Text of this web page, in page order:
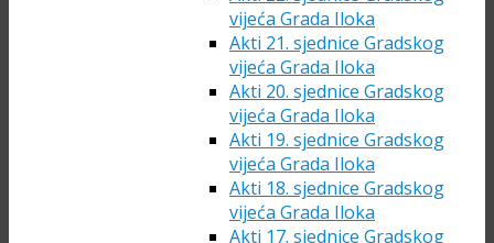
vijeća Grada Iloka
Akti 21. sjednice Gradskog
vijeća Grada Iloka
Akti 20. sjednice Gradskog
vijeća Grada Iloka
Akti 19. sjednice Gradskog
vijeća Grada Iloka
Akti 18. sjednice Gradskog
vijeća Grada Iloka
Akti 17. sjednice Gradskog